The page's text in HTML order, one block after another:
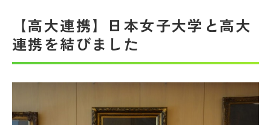
私学探検隊
説明会・イベント情報
【高大連携】日本女子大学と高大
連携を結びました